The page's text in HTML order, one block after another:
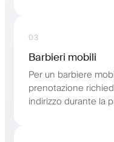
03
Barbieri mobili
Per un barbiere
prenotazione
indirizzo durante la